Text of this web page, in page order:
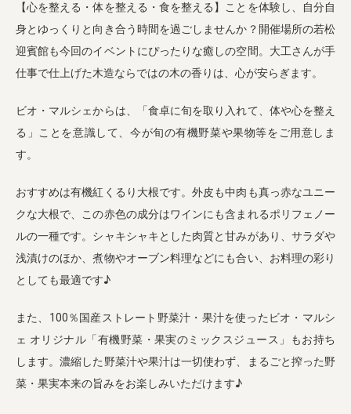
【心を整える・体を整える・食を整える】ことを体験し、自分自
身とゆっくりと向き合う時間を過ごしませんか？開催場所の若松
迎賓館も今回のイベントにぴったりな癒しの空間。大工さんが手
仕事で仕上げた木造ならではの木の香りは、心が安らぎます。
ビオ・マルシェからは、「食卓に旬を取り入れて、体や心を整え
る」ことを意識して、今が旬の有機野菜や果物等をご用意しま
す。
おすすめは有機紅くるり大根です。外皮も中肉も真っ赤なユニー
クな大根で、この赤色の成分はワインにも含まれるポリフェノー
ルの一種です。シャキシャキとした肉質と甘みがあり、サラダや
浅漬けのほか、煮物やオーブン料理などにも合い、お料理の彩り
としても最適です♪
また、100％国産ストレート野菜汁・果汁を使ったビオ・マルシ
ェ オリジナル「有機野菜・果実のミックスジュース」もお持ち
します。濃縮した野菜汁や果汁は一切使わず、まるごと搾った野
菜・果実本来の旨みをお楽しみいただけます♪